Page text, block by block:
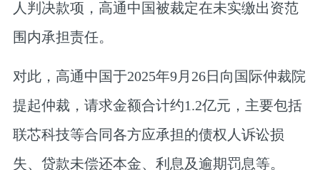
人判决款项，高通中国被裁定在未实缴出资范
围内承担责任。
对此，高通中国于2025年9月26日向国际仲裁院
提起仲裁，请求金额合计约1.2亿元，主要包括
联芯科技等合同各方应承担的债权人诉讼损
失、贷款未偿还本金、利息及逾期罚息等。